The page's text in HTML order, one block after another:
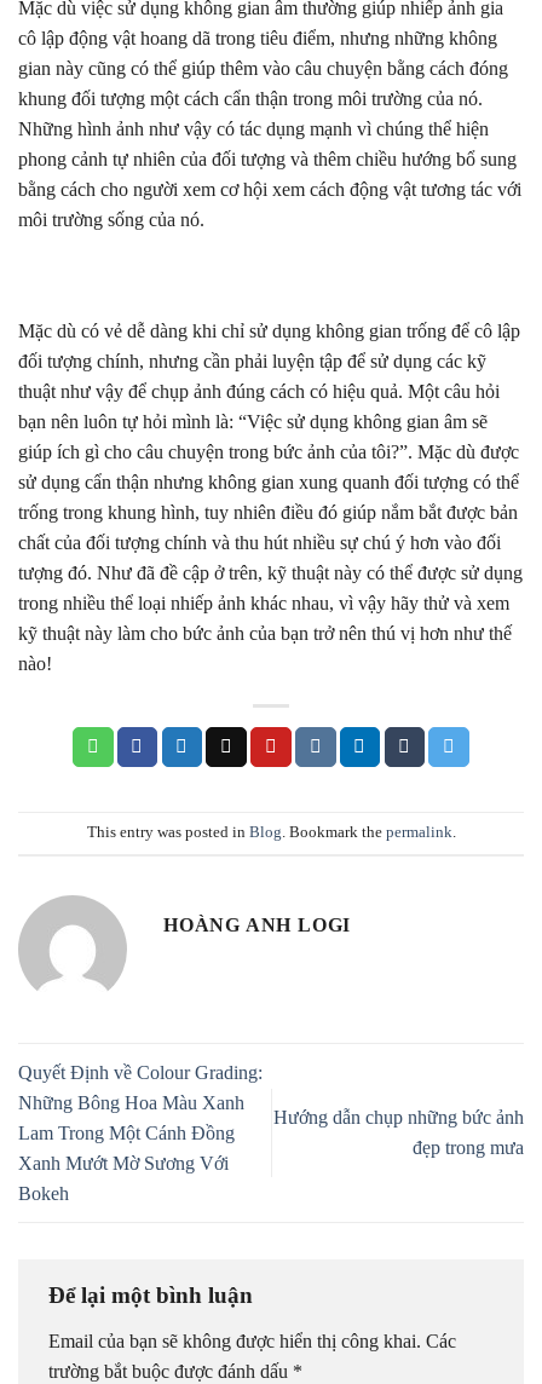
Mặc dù việc sử dụng không gian âm thường giúp nhiếp ảnh gia
cô lập động vật hoang dã trong tiêu điểm, nhưng những không
gian này cũng có thể giúp thêm vào câu chuyện bằng cách đóng
khung đối tượng một cách cẩn thận trong môi trường của nó.
Những hình ảnh như vậy có tác dụng mạnh vì chúng thể hiện
phong cảnh tự nhiên của đối tượng và thêm chiều hướng bổ sung
bằng cách cho người xem cơ hội xem cách động vật tương tác với
môi trường sống của nó.
Mặc dù có vẻ dễ dàng khi chỉ sử dụng không gian trống để cô lập
đối tượng chính, nhưng cần phải luyện tập để sử dụng các kỹ
thuật như vậy để chụp ảnh đúng cách có hiệu quả. Một câu hỏi
bạn nên luôn tự hỏi mình là: “Việc sử dụng không gian âm sẽ
giúp ích gì cho câu chuyện trong bức ảnh của tôi?”. Mặc dù được
sử dụng cẩn thận nhưng không gian xung quanh đối tượng có thể
trống trong khung hình, tuy nhiên điều đó giúp nắm bắt được bản
chất của đối tượng chính và thu hút nhiều sự chú ý hơn vào đối
tượng đó. Như đã đề cập ở trên, kỹ thuật này có thể được sử dụng
trong nhiều thể loại nhiếp ảnh khác nhau, vì vậy hãy thử và xem
kỹ thuật này làm cho bức ảnh của bạn trở nên thú vị hơn như thế
nào!
This entry was posted in Blog. Bookmark the permalink.
HOÀNG ANH LOGI
Quyết Định về Colour Grading:
Những Bông Hoa Màu Xanh
Lam Trong Một Cánh Đồng
Xanh Mướt Mờ Sương Với
Bokeh
Hướng dẫn chụp những bức ảnh
đẹp trong mưa
Để lại một bình luận
Email của bạn sẽ không được hiển thị công khai. Các
trường bắt buộc được đánh dấu *